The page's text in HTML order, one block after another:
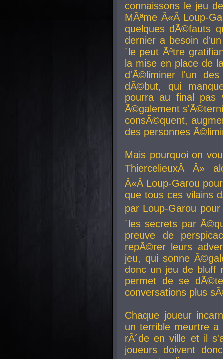
connaissons le jeu
MÃªme Â«Â Loup-
quelques dÃ©fauts
dernier a besoin
´le peut Ãªtre
la mise en place de
d'Ã©liminer l'un
dÃ©but, qui
pourra au final pas
Ã©galement
consÃ©quent,
des personnes
Mais pourquoi on
ThiercelieuxÂ Â»
Â«Â Loup-Garou
que tous ces vilains
par Loup-Garou
´les secrets par
preuve de
repÃ©rer leurs
jeu, qui sonne
donc un jeu de bluff
permet de se
conversations plus
Chaque joueur
un terrible meurtre
rÃ´de en ville et il
joueurs doivent